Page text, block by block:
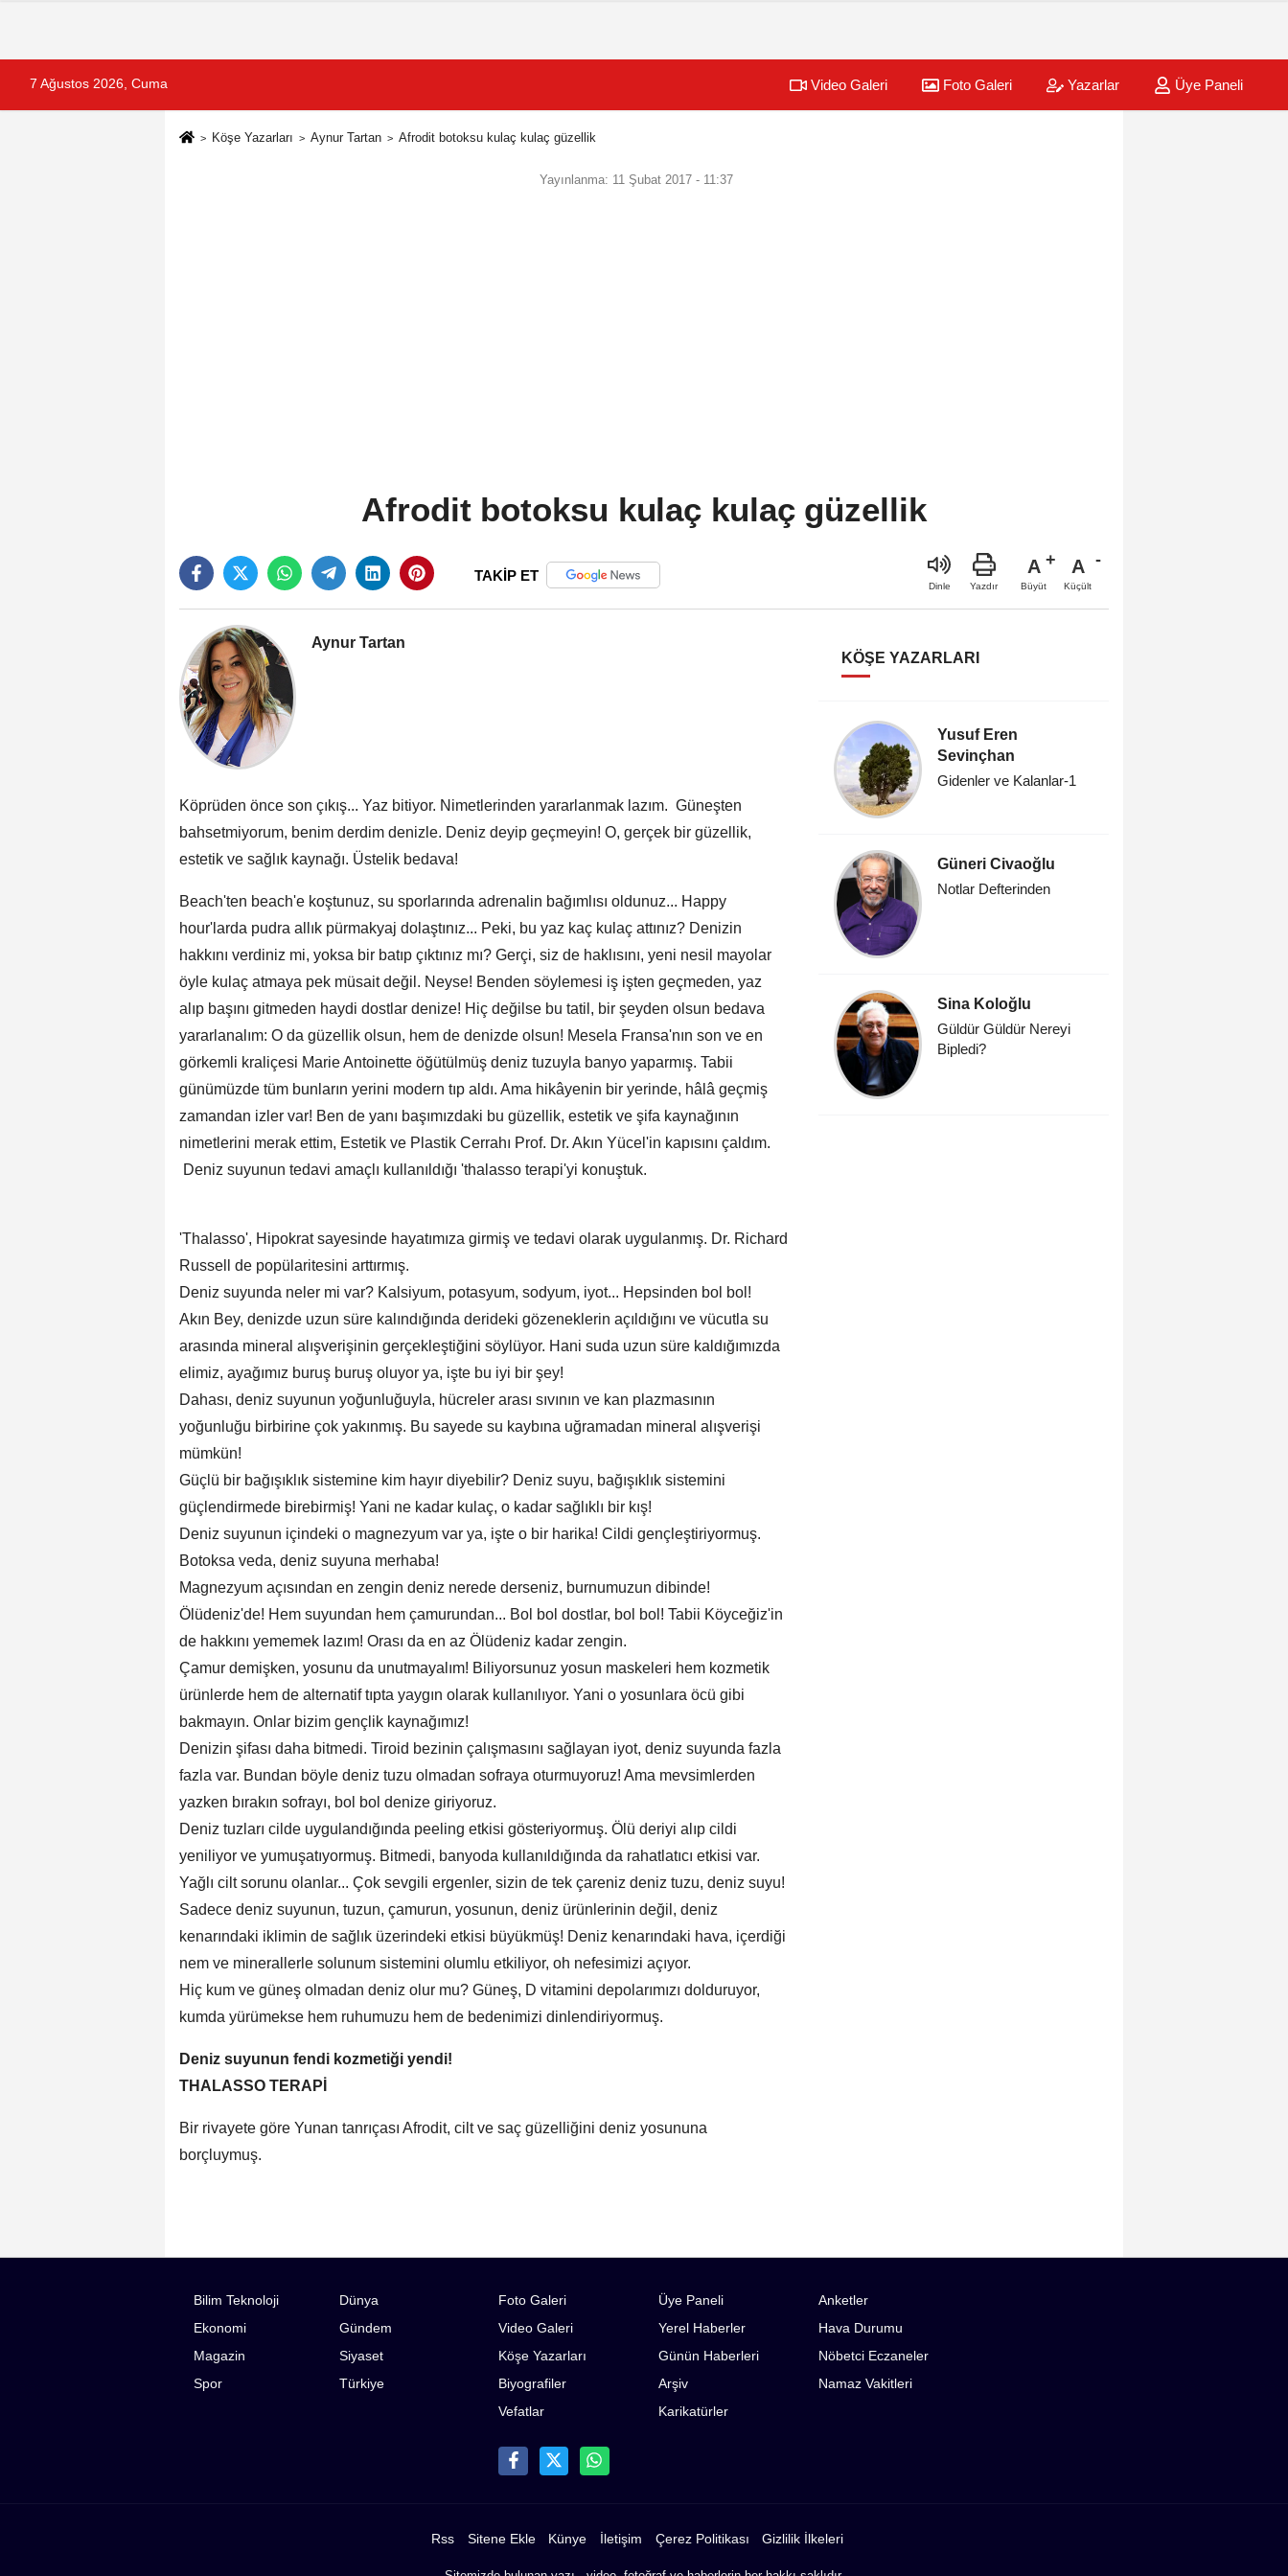
7 Ağustos 2026, Cuma Video Galeri Foto Galeri Yazarlar Üye Paneli
Köşe Yazarları Aynur Tartan Afrodit botoksu kulaç kulaç güzellik
Yayınlanma: 11 Şubat 2017 - 11:37
Afrodit botoksu kulaç kulaç güzellik
TAKİP ET
Dinle Yazdır
A
Büyüt
A
Küçült
Aynur Tartan
Köprüden önce son çıkış... Yaz bitiyor. Nimetlerinden yararlanmak lazım. Güneşten
bahsetmiyorum, benim derdim denizle. Deniz deyip geçmeyin! O, gerçek bir güzellik,
estetik ve sağlık kaynağı. Üstelik bedava!
Beach'ten beach'e koştunuz, su sporlarında adrenalin bağımlısı oldunuz... Happy
hour'larda pudra allık pürmakyaj dolaştınız... Peki, bu yaz kaç kulaç attınız? Denizin
hakkını verdiniz mi, yoksa bir batıp çıktınız mı? Gerçi, siz de haklısını, yeni nesil mayolar
öyle kulaç atmaya pek müsait değil. Neyse! Benden söylemesi iş işten geçmeden, yaz
alıp başını gitmeden haydi dostlar denize! Hiç değilse bu tatil, bir şeyden olsun bedava
yararlanalım: O da güzellik olsun, hem de denizde olsun! Mesela Fransa'nın son ve en
görkemli kraliçesi Marie Antoinette öğütülmüş deniz tuzuyla banyo yaparmış. Tabii
günümüzde tüm bunların yerini modern tıp aldı. Ama hikâyenin bir yerinde, hâlâ geçmiş
zamandan izler var! Ben de yanı başımızdaki bu güzellik, estetik ve şifa kaynağının
nimetlerini merak ettim, Estetik ve Plastik Cerrahı Prof. Dr. Akın Yücel'in kapısını çaldım.
Deniz suyunun tedavi amaçlı kullanıldığı 'thalasso terapi'yi konuştuk.
'Thalasso', Hipokrat sayesinde hayatımıza girmiş ve tedavi olarak uygulanmış. Dr. Richard
Russell de popülaritesini arttırmış.
Deniz suyunda neler mi var? Kalsiyum, potasyum, sodyum, iyot... Hepsinden bol bol!
Akın Bey, denizde uzun süre kalındığında derideki gözeneklerin açıldığını ve vücutla su
arasında mineral alışverişinin gerçekleştiğini söylüyor. Hani suda uzun süre kaldığımızda
elimiz, ayağımız buruş buruş oluyor ya, işte bu iyi bir şey!
Dahası, deniz suyunun yoğunluğuyla, hücreler arası sıvının ve kan plazmasının
yoğunluğu birbirine çok yakınmış. Bu sayede su kaybına uğramadan mineral alışverişi
mümkün!
Güçlü bir bağışıklık sistemine kim hayır diyebilir? Deniz suyu, bağışıklık sistemini
güçlendirmede birebirmiş! Yani ne kadar kulaç, o kadar sağlıklı bir kış!
Deniz suyunun içindeki o magnezyum var ya, işte o bir harika! Cildi gençleştiriyormuş.
Botoksa veda, deniz suyuna merhaba!
Magnezyum açısından en zengin deniz nerede derseniz, burnumuzun dibinde!
Ölüdeniz'de! Hem suyundan hem çamurundan... Bol bol dostlar, bol bol! Tabii Köyceğiz'in
de hakkını yememek lazım! Orası da en az Ölüdeniz kadar zengin.
Çamur demişken, yosunu da unutmayalım! Biliyorsunuz yosun maskeleri hem kozmetik
ürünlerde hem de alternatif tıpta yaygın olarak kullanılıyor. Yani o yosunlara öcü gibi
bakmayın. Onlar bizim gençlik kaynağımız!
Denizin şifası daha bitmedi. Tiroid bezinin çalışmasını sağlayan iyot, deniz suyunda fazla
fazla var. Bundan böyle deniz tuzu olmadan sofraya oturmuyoruz! Ama mevsimlerden
yazken bırakın sofrayı, bol bol denize giriyoruz.
Deniz tuzları cilde uygulandığında peeling etkisi gösteriyormuş. Ölü deriyi alıp cildi
yeniliyor ve yumuşatıyormuş. Bitmedi, banyoda kullanıldığında da rahatlatıcı etkisi var.
Yağlı cilt sorunu olanlar... Çok sevgili ergenler, sizin de tek çareniz deniz tuzu, deniz suyu!
Sadece deniz suyunun, tuzun, çamurun, yosunun, deniz ürünlerinin değil, deniz
kenarındaki iklimin de sağlık üzerindeki etkisi büyükmüş! Deniz kenarındaki hava, içerdiği
nem ve minerallerle solunum sistemini olumlu etkiliyor, oh nefesimizi açıyor.
Hiç kum ve güneş olmadan deniz olur mu? Güneş, D vitamini depolarımızı dolduruyor,
kumda yürümekse hem ruhumuzu hem de bedenimizi dinlendiriyormuş.
Deniz suyunun fendi kozmetiği yendi!
THALASSO TERAPİ
Bir rivayete göre Yunan tanrıçası Afrodit, cilt ve saç güzelliğini deniz yosununa
borçluymuş.
KÖŞE YAZARLARI
Yusuf Eren
Sevinçhan
Gidenler ve Kalanlar-1
Güneri Civaoğlu
Notlar Defterinden
Sina Koloğlu
Güldür Güldür Nereyi
Bipledi?
Bilim Teknoloji
Dünya
Ekonomi
Gündem
Magazin
Siyaset
Spor
Türkiye
Foto Galeri
Video Galeri
Köşe Yazarları
Biyografiler
Vefatlar
Üye Paneli
Yerel Haberler
Günün Haberleri
Arşiv
Karikatürler
Anketler
Hava Durumu
Nöbetci Eczaneler
Namaz Vakitleri
Rss Sitene Ekle Künye İletişim Çerez Politikası Gizlilik İlkeleri